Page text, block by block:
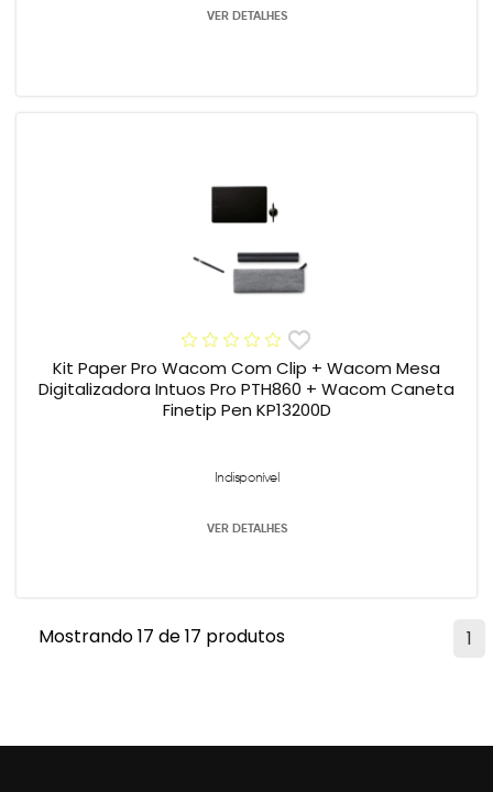
VER DETALHES
Kit Paper Pro Wacom Com Clip + Wacom Mesa
Digitalizadora Intuos Pro PTH860 + Wacom Caneta
Finetip Pen KP13200D
Indisponível
VER DETALHES
1
Mostrando 17 de 17 produtos